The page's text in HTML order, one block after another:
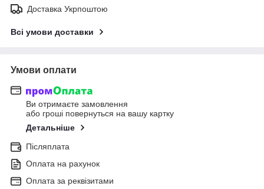
Доставка Укрпоштою
Всі умови доставки
Умови оплати
Ви отримаєте замовлення
або гроші повернуться на вашу картку
Детальніше
Післяплата
Оплата на рахунок
Оплата за реквізитами